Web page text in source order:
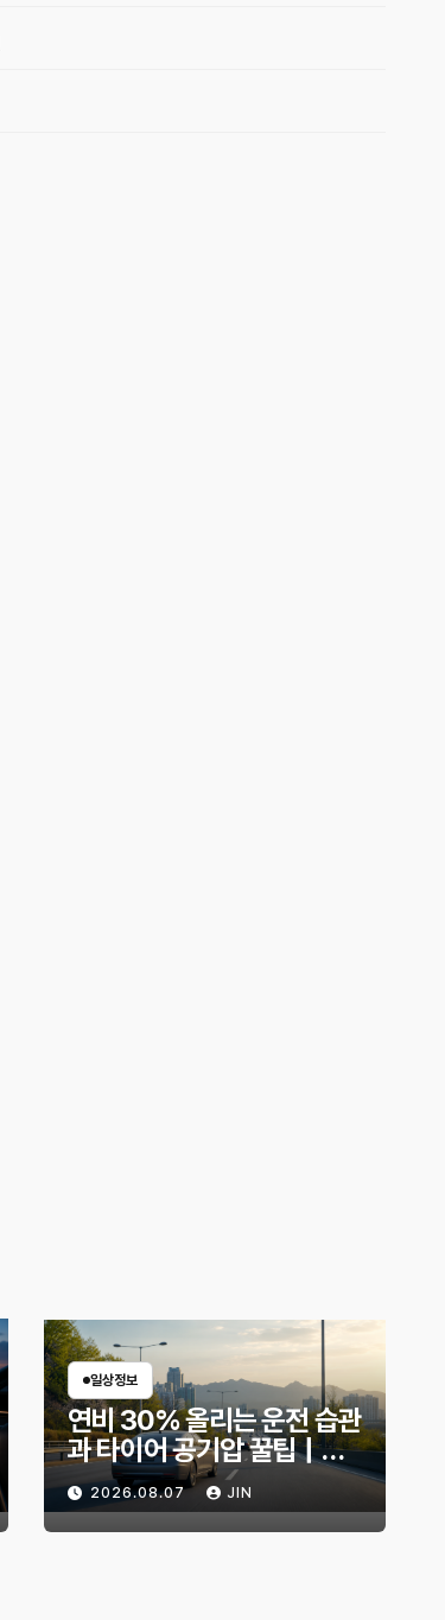
일상정보
연비 30% 올리는 운전 습관
과 타이어 공기압 꿀팁｜주
유비가 달라지는 핵심은?
2026.08.07 JIN